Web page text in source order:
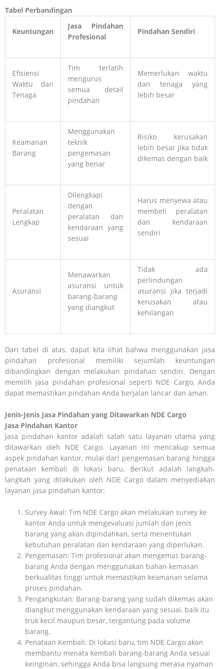
Tabel Perbandingan
Keuntungan
Jasa Pindahan
Profesional
Pindahan Sendiri
Efisiensi
Waktu dan
Tenaga
Tim terlatih
mengurus
semua detail
pindahan
Memerlukan waktu
dan tenaga yang
lebih besar
Keamanan
Barang
Menggunakan
teknik
pengemasan
yang benar
Risiko kerusakan
lebih besar jika tidak
dikemas dengan baik
Peralatan
Lengkap
Dilengkapi
dengan
peralatan dan
kendaraan yang
sesuai
Harus menyewa atau
membeli peralatan
dan kendaraan
sendiri
Asuransi
Menawarkan
asuransi untuk
barang-barang
yang diangkut
Tidak ada
perlindungan
asuransi jika terjadi
kerusakan atau
kehilangan
Dari tabel di atas, dapat kita lihat bahwa menggunakan jasa
pindahan profesional memiliki sejumlah keuntungan
dibandingkan dengan melakukan pindahan sendiri. Dengan
memilih jasa pindahan profesional seperti NDE Cargo, Anda
dapat memastikan pindahan Anda berjalan lancar dan aman.
Jenis-Jenis Jasa Pindahan yang Ditawarkan NDE Cargo
Jasa Pindahan Kantor
Jasa pindahan kantor adalah salah satu layanan utama yang
ditawarkan oleh NDE Cargo. Layanan ini mencakup semua
aspek pindahan kantor, mulai dari pengemasan barang hingga
penataan kembali di lokasi baru. Berikut adalah langkah-
langkah yang dilakukan oleh NDE Cargo dalam menyediakan
layanan jasa pindahan kantor:
Survey Awal: Tim NDE Cargo akan melakukan survey ke
kantor Anda untuk mengevaluasi jumlah dan jenis
barang yang akan dipindahkan, serta menentukan
kebutuhan peralatan dan kendaraan yang diperlukan.
Pengemasan: Tim profesional akan mengemas barang-
barang Anda dengan menggunakan bahan kemasan
berkualitas tinggi untuk memastikan keamanan selama
proses pindahan.
Pengangkutan: Barang-barang yang sudah dikemas akan
diangkut menggunakan kendaraan yang sesuai, baik itu
truk kecil maupun besar, tergantung pada volume
barang.
Penataan Kembali: Di lokasi baru, tim NDE Cargo akan
membantu menata kembali barang-barang Anda sesuai
keinginan, sehingga Anda bisa langsung merasa nyaman